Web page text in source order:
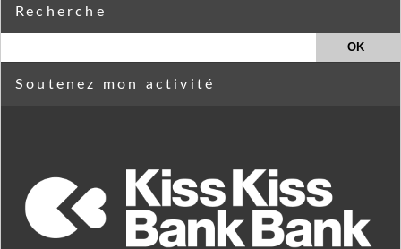
Recherche
Soutenez mon activité